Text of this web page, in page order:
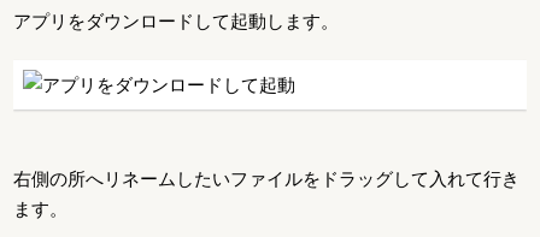
アプリをダウンロードして起動します。
右側の所へリネームしたいファイルをドラッグして入れて行き
ます。